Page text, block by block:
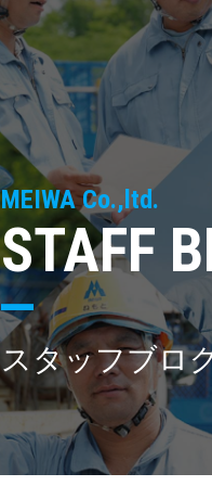
MEIWA Co.,ltd.
STAFF
スタッフブロ